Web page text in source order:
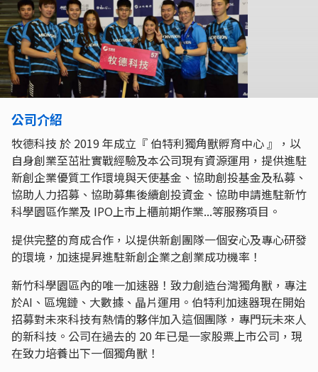
公司介紹
牧德科技 於 2019 年成立『 伯特利獨角獸孵育中心 』，以
自身創業至茁壯實戰經驗及本公司現有資源運用，提供進駐
新創企業優質工作環境與天使基金、協助創投基金及私募、
協助人力招募、協助募集後續創投資金、協助申請進駐新竹
科學園區作業及 IPO上市上櫃前期作業...等服務項目。
提供完整的育成合作，以提供新創團隊一個安心及專心研發
的環境，加速提昇進駐新創企業之創業成功機率！
新竹科學園區內的唯一加速器！致力創造台灣獨角獸，專注
於AI、區塊鏈、大數據、晶片運用。伯特利加速器現在開始
招募對未來科技有熱情的夥伴加入這個團隊，專門玩未來人
的新科技。公司在過去的 20 年已是一家股票上市公司，現
在致力培養出下一個獨角獸！